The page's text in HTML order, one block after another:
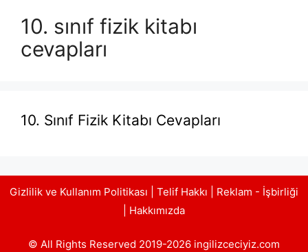
10. sınıf fizik kitabı
cevapları
10. Sınıf Fizik Kitabı Cevapları
Gizlilik ve Kullanım Politikası Telif Hakkı
Reklam - İşbirliği
Hakkımızda
© All Rights Reserved 2019-2026 ingilizceciyiz.com